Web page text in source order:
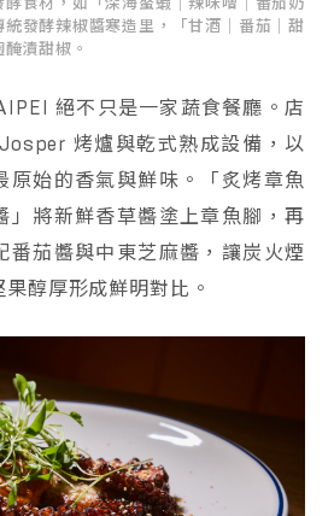
食材，如「深海螯蝦｜辣味噌｜番茄奶
發酵辣椒醬寒造里，「甘酒｜番茄｜甜
漬甜椒。
絕不只是一家蔬食餐廳。店
烤爐與乾式熟成設備，以
原始的香氣與鮮味。「炙烤章魚
」將新鮮香草醬塗上章魚腳，再
番茄醬與中東芝麻醬，讓炭火煙
醇厚形成鮮明對比。